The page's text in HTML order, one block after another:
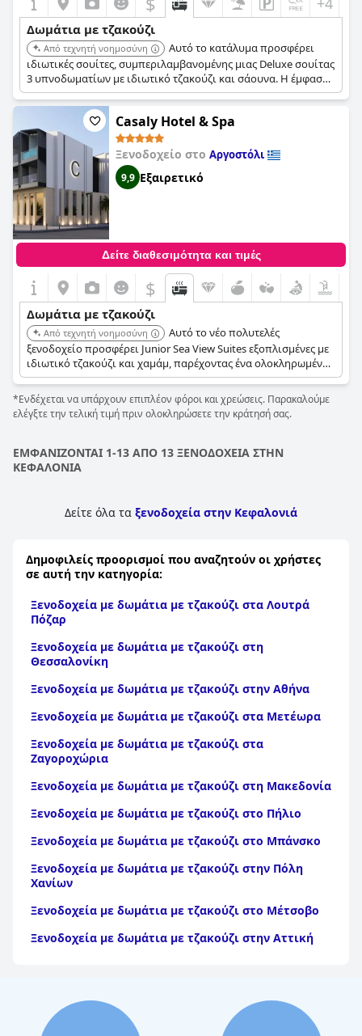
Δωμάτια με τζακούζι
Από τεχνητή νοημοσύνη
Αυτό το κατάλυμα προσφέρει
ιδιωτικές σουίτες, συμπεριλαμβανομένης μιας Deluxe σουίτας
3 υπνοδωματίων με ιδιωτικό τζακούζι και σάουνα. Η έμφαση
στις «Ιδιωτικές Σουίτες» και η συμπερίληψη τζακούζι σε μια
μονάδα υψηλής ποιότητας αναδεικνύουν μια ειδική παροχή
ευεξίας εντός του καταλύματος.
Casaly Hotel & Spa
Ξενοδοχείο στο Αργοστόλι
9,9 Εξαιρετικό
Δείτε διαθεσιμότητα και τιμές
$
Δωμάτια με τζακούζι
Από τεχνητή νοημοσύνη
Αυτό το νέο πολυτελές
ξενοδοχείο προσφέρει Junior Sea View Suites εξοπλισμένες με
ιδιωτικό τζακούζι και χαμάμ, παρέχοντας ένα ολοκληρωμένο
καταφύγιο ευεξίας στο δωμάτιο. Ορισμένα άλλα δωμάτια και
σουίτες διαθέτουν επίσης υδρομασάζ στα μπαλκόνια τους,
προσφέροντας χαλάρωση με θέα στη θάλασσα.
*Ενδέχεται να υπάρχουν επιπλέον φόροι και χρεώσεις. Παρακαλούμε
ελέγξτε την τελική τιμή πριν ολοκληρώσετε την κράτησή σας.
ΕΜΦΑΝΙΖΟΝΤΑΙ 1-13 ΑΠΟ 13 ΞΕΝΟΔΟΧΕΙΑ ΣΤΗΝ
ΚΕΦΑΛΟΝΙΑ
Δείτε όλα τα ξενοδοχεία στην Κεφαλονιά
Δημοφιλείς προορισμοί που αναζητούν οι χρήστες
σε αυτή την κατηγορία:
Ξενοδοχεία με δωμάτια με τζακούζι στα Λουτρά
Πόζαρ
Ξενοδοχεία με δωμάτια με τζακούζι στη
Θεσσαλονίκη
Ξενοδοχεία με δωμάτια με τζακούζι στην Αθήνα
Ξενοδοχεία με δωμάτια με τζακούζι στα Μετέωρα
Ξενοδοχεία με δωμάτια με τζακούζι στα
Ζαγοροχώρια
Ξενοδοχεία με δωμάτια με τζακούζι στη Μακεδονία
Ξενοδοχεία με δωμάτια με τζακούζι στο Πήλιο
Ξενοδοχεία με δωμάτια με τζακούζι στο Μπάνσκο
Ξενοδοχεία με δωμάτια με τζακούζι στην Πόλη
Χανίων
Ξενοδοχεία με δωμάτια με τζακούζι στο Μέτσοβο
Ξενοδοχεία με δωμάτια με τζακούζι στην Αττική